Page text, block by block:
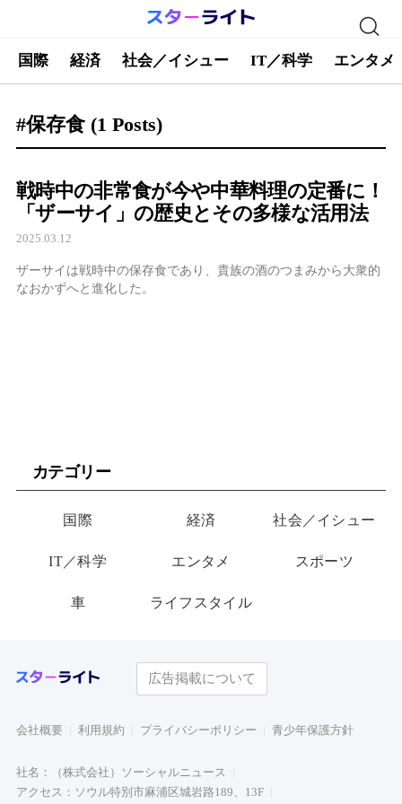
国際 経済 社会／イシュー IT／科学 エンタメ
#保存食 (1 Posts)
戦時中の非常食が今や中華料理の定番に！
「ザーサイ」の歴史とその多様な活用法
2025.03.12
ザーサイは戦時中の保存食であり、貴族の酒のつまみから大衆的
なおかずへと進化した。
カテゴリー
国際 経済 社会／イシュー
IT／科学 エンタメ スポーツ
車 ライフスタイル
広告掲載について
会社概要 利用規約 プライバシーポリシー 青少年保護方針
社名：（株式会社）ソーシャルニュース
アクセス：ソウル特別市麻浦区城岩路189、13F